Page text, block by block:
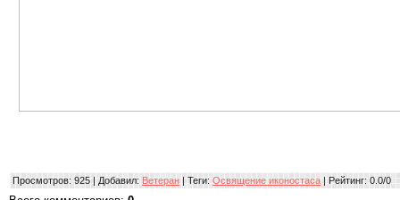
Просмотров: 925 | Добавил: Ветеран | Теги: Освящение иконостаса | Рейтинг: 0.0/0